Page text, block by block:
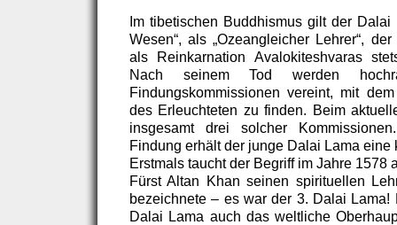
Im tibetischen Buddhismus gilt der Dalai
Wesen“, als „Ozeangleicher Lehrer“,
als Reinkarnation Avalokiteshvaras
Nach seinem Tod werden
Findungskommissionen vereint, mit
des Erleuchteten zu finden. Beim
insgesamt drei solcher
Findung erhält der junge Dalai Lama
Erstmals taucht der Begriff im Jahre 1578
Fürst Altan Khan seinen spirituellen
bezeichnete – es war der 3. Dalai
Dalai Lama auch das weltliche